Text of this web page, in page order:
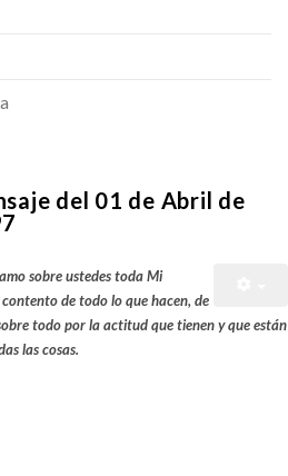
del 01 de Abril de
sobre ustedes toda Mi
de todo lo que hacen, de
todo por la actitud que tienen y que están
las cosas.